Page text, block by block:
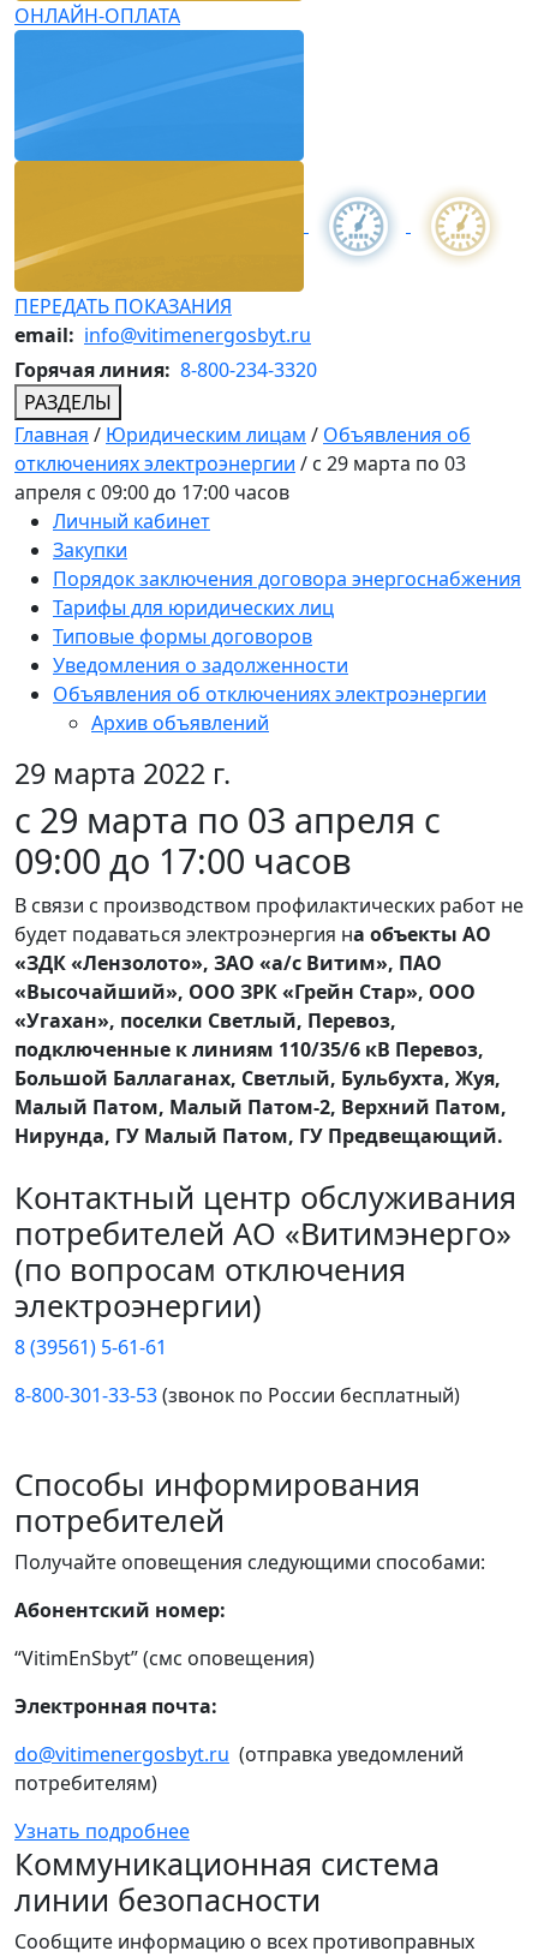
ОНЛАЙН-ОПЛАТА
ПЕРЕДАТЬ ПОКАЗАНИЯ
email: info@vitimenergosbyt.ru
Горячая линия: 8-800-234-3320
РАЗДЕЛЫ
Главная / Юридическим лицам / Объявления об
отключениях электроэнергии / с 29 марта по 03
апреля с 09:00 до 17:00 часов
Личный кабинет
Закупки
Порядок заключения договора энергоснабжения
Тарифы для юридических лиц
Типовые формы договоров
Уведомления о задолженности
Объявления об отключениях электроэнергии
Архив объявлений
29 марта 2022 г.
с 29 марта по 03 апреля с
09:00 до 17:00 часов
В связи с производством профилактических работ не
будет подаваться электроэнергия на объекты АО
«ЗДК «Лензолото», ЗАО «а/с Витим», ПАО
«Высочайший», ООО ЗРК «Грейн Стар», ООО
«Угахан», поселки Светлый, Перевоз,
подключенные к линиям 110/35/6 кВ Перевоз,
Большой Баллаганах, Светлый, Бульбухта, Жуя,
Малый Патом, Малый Патом-2, Верхний Патом,
Нирунда, ГУ Малый Патом, ГУ Предвещающий.
Контактный центр обслуживания
потребителей АО «Витимэнерго»
(по вопросам отключения
электроэнергии)
8 (39561) 5-61-61
8-800-301-33-53(звонок по России бесплатный)
Способы информирования
потребителей
Получайте оповещения следующими способами:
Абонентский номер:
“VitimEnSbyt” (смс оповещения)
Электронная почта:
do@vitimenergosbyt.ru (отправка уведомлений
потребителям)
Узнать подробнее
Коммуникационная система
линии безопасности
Сообщите информацию о всех противоправных